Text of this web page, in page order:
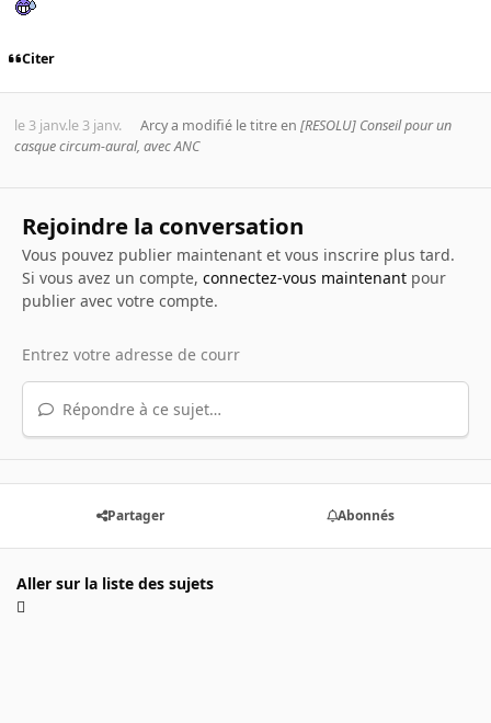
Citer
le 3 janv.le 3 janv. Arcya modifié le titre en [RESOLU] Conseil pour un
casque circum-aural, avec ANC
Rejoindre la conversation
Vous pouvez publier maintenant et vous inscrire plus tard.
Si vous avez un compte, connectez-vous maintenantpour
publier avec votre compte.
Répondre à ce sujet…
Partager Abonnés
Aller sur la liste des sujets